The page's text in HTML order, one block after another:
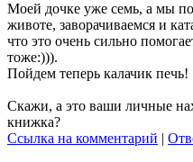
Моей дочке уже семь, а мы
животе, заворачиваемся и
что это очень сильно
тоже:))).
Пойдем теперь калачик печь!
Скажи, а это ваши личные
книжка?
Ссылка на комментарий